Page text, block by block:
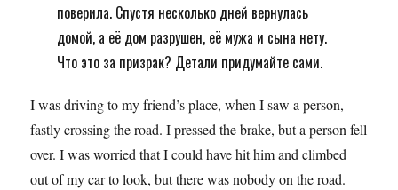
поверила. Спустя несколько дней вернулась
домой, а её дом разрушен, её мужа и сына нету.
Что это за призрак? Детали придумайте сами.
I was driving to my friend’s place, when I saw a person,
fastly crossing the road. I pressed the brake, but a person fell
over. I was worried that I could have hit him and climbed
out of my car to look, but there was nobody on the road.